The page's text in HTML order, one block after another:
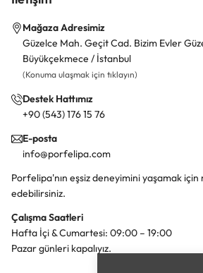
Mağaza Adresimiz
Güzelce Mah. Geçit Cad. Bizim Evler
Büyükçekmece / İstanbul
(Konuma ulaşmak için tıklayın)
Destek Hattımız
+90 (543) 176 15 76
E-posta
info@porfelipa.com
Porfelipa'nın eşsiz deneyimini yaşamak için
edebilirsiniz.
Çalışma Saatleri
Hafta İçi & Cumartesi: 09:00 – 19:00
Pazar günleri kapalıyız.